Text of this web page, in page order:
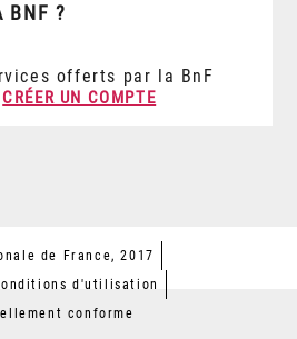
BNF ?
offerts par la BnF
CRÉER UN COMPTE
de France, 2017
d'utilisation
conforme